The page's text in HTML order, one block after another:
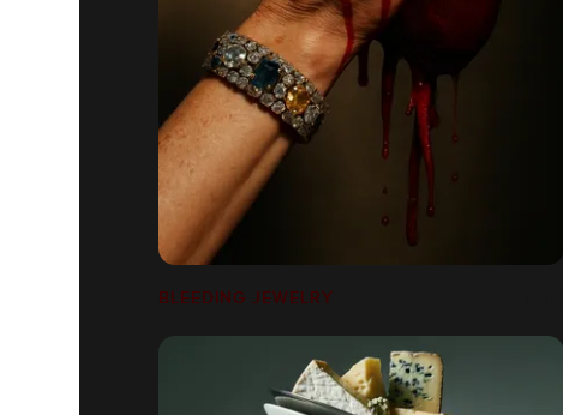
BLEEDING JEWELRY